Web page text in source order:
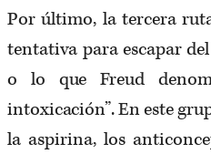
Por último, la tercera
tentativa para escapar
o lo que Freud
intoxicación”. En este
la aspirina, los